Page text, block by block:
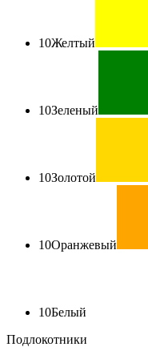
10Желтый
10Зеленый
10Золотой
10Оранжевый
10Белый
Подлокотники